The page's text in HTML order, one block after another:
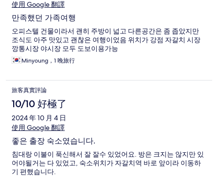
使用 Google 翻譯
만족했던 가족여행
오피스텔 건물이라서 괜히 주방이 넓고 다른공간은 좀 좁았지만
조식도 아주 맛있고 괜찮은 여행이었음 위치가 강점 자갈치 시장
깡통시장 야시장 모두 도보이용가능
Minyoung，1 晚旅行
旅客真實評論
10/10 好極了
2024 年 10 月 4 日
使用 Google 翻譯
좋은 출장 숙소였습니다.
침대랑 이불이 푹신해서 잘 잘수 있었어요. 방은 크지는 않지만 있
어야될거는 다 있었고, 숙소위치가 자갈치역 바로 앞이라 이동하
기 편했습니다.